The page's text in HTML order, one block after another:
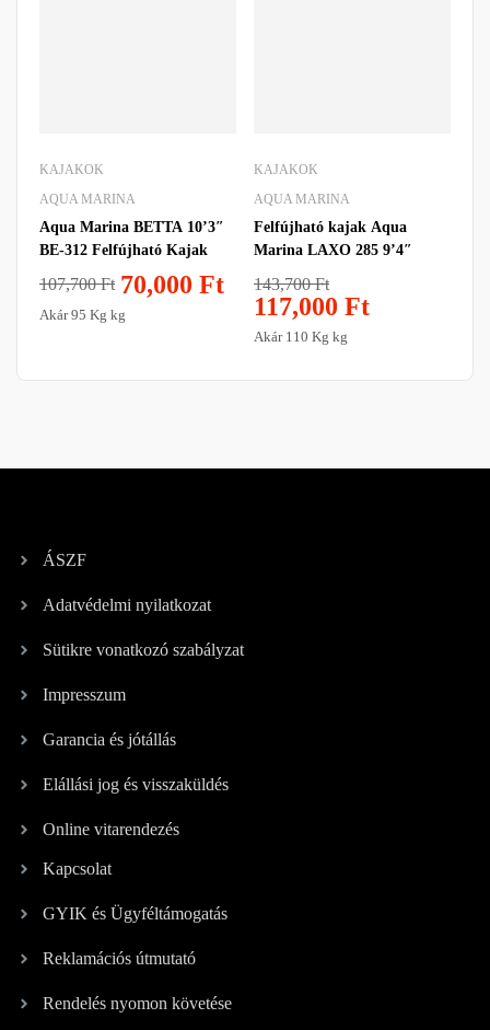
KAJAKOK
AQUA MARINA
Aqua Marina BETTA 10’3″
BE-312 Felfújható Kajak
107,700Ft 70,000 Ft
Akár 95 Kg kg
KAJAKOK
AQUA MARINA
Felfújható kajak Aqua
Marina LAXO 285 9’4″
143,700Ft
117,000 Ft
Akár 110 Kg kg
ÁSZF
Adatvédelmi nyilatkozat
Sütikre vonatkozó szabályzat
Impresszum
Garancia és jótállás
Elállási jog és visszaküldés
Online vitarendezés
Kapcsolat
GYIK és Ügyféltámogatás
Reklamációs útmutató
Rendelés nyomon követése